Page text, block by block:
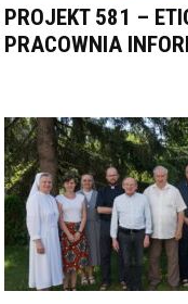
PROJEKT 581 –
PRACOWNIA